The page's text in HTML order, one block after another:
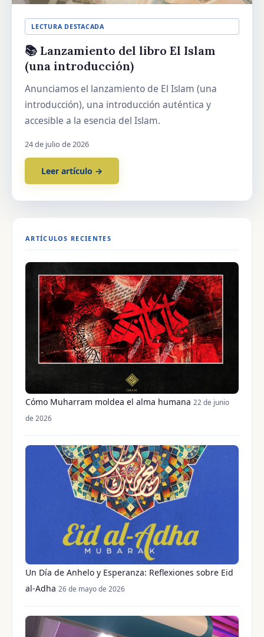
LECTURA DESTACADA
📚 Lanzamiento del libro El Islam
(una introducción)
Anunciamos el lanzamiento de El Islam (una
introducción), una introducción auténtica y
accesible a la esencia del Islam.
24 de julio de 2026
Leer artículo →
ARTÍCULOS RECIENTES
Cómo Muharram moldea el alma humana 22 de junio
de 2026
Un Día de Anhelo y Esperanza: Reflexiones sobre Eid
al-Adha 26 de mayo de 2026